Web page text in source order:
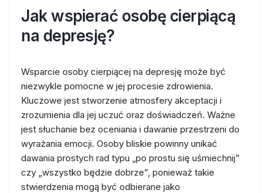
Jak wspierać osobę cierpiącą
na depresję?
Wsparcie osoby cierpiącej na depresję może być
niezwykle pomocne w jej procesie zdrowienia.
Kluczowe jest stworzenie atmosfery akceptacji i
zrozumienia dla jej uczuć oraz doświadczeń. Ważne
jest słuchanie bez oceniania i dawanie przestrzeni do
wyrażania emocji. Osoby bliskie powinny unikać
dawania prostych rad typu „po prostu się uśmiechnij”
czy „wszystko będzie dobrze”, ponieważ takie
stwierdzenia mogą być odbierane jako